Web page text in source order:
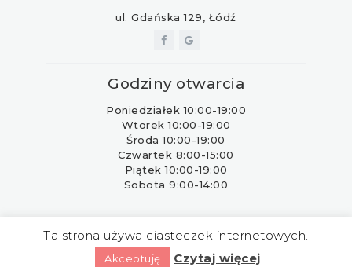
ul. Gdańska 129, Łódź
Godziny otwarcia
Poniedziałek 10:00-19:00
Wtorek 10:00-19:00
Środa 10:00-19:00
Czwartek 8:00-15:00
Piątek 10:00-19:00
Sobota 9:00-14:00
Łódzkie Centrum Zdrowej Stopy •
WykonanieAnetpol.pl
Ta strona używa ciasteczek internetowych.
Akceptuję Czytaj więcej